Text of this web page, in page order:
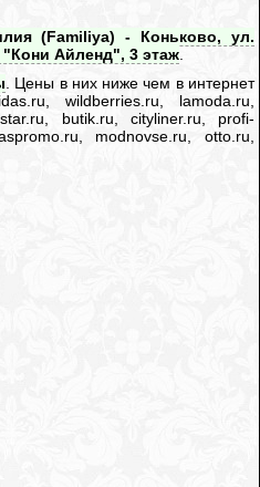
(Familiya) - Коньково, ул.
Айленд", 3 этаж.
. Цены в них ниже чем в интернет
wildberries.ru, lamoda.ru,
butik.ru, cityliner.ru, profi-
modnovse.ru, otto.ru,